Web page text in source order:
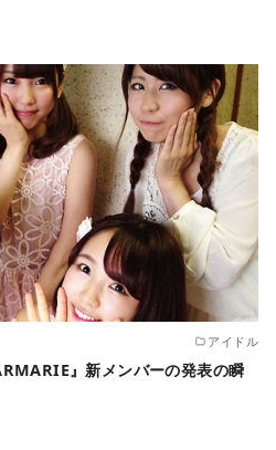
アイドル
』新メンバーの発表の瞬